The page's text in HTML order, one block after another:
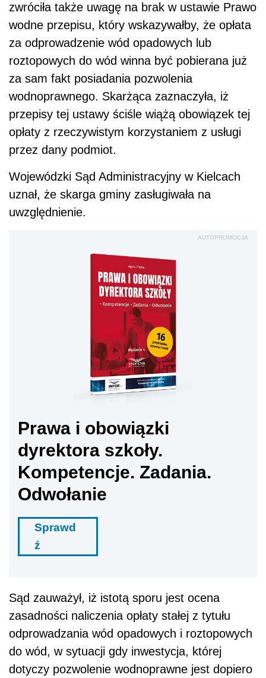
zwróciła także uwagę na brak w ustawie Prawo
wodne przepisu, który wskazywałby, że opłata
za odprowadzenie wód opadowych lub
roztopowych do wód winna być pobierana już
za sam fakt posiadania pozwolenia
wodnoprawnego. Skarżąca zaznaczyła, iż
przepisy tej ustawy ściśle wiążą obowiązek tej
opłaty z rzeczywistym korzystaniem z usługi
przez dany podmiot.
Wojewódzki Sąd Administracyjny w Kielcach
uznał, że skarga gminy zasługiwała na
uwzględnienie.
AUTOPROMOCJA
Prawa i obowiązki
dyrektora szkoły.
Kompetencje. Zadania.
Odwołanie
Sprawd
ź
Sąd zauważył, iż istotą sporu jest ocena
zasadności naliczenia opłaty stałej z tytułu
odprowadzania wód opadowych i roztopowych
do wód, w sytuacji gdy inwestycja, której
dotyczy pozwolenie wodnoprawne jest dopiero